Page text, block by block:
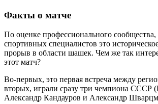
Факты о матче
По оценке профессионального
спортивных специалистов это
прорыв в области шашек. Чем же так
этот матч?
Во-первых, это первая встреча между
вторых, играли сразу три чемпиона СССР
Александр Кандауров и Александр